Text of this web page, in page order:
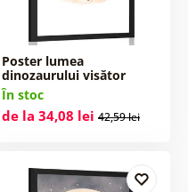
Poster lumea
dinozaurului visător
În stoc
de la 34,08 lei 42,59 lei